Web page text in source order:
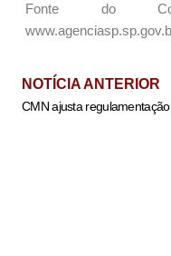
Fonte do
NOTÍCIA ANTERIOR